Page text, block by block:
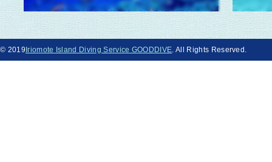
© 2019Iriomote Island Diving Service GOODDIVE . All Rights Reserved.